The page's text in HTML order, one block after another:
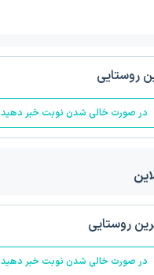
روستایی
در صورت خالی شدن نوبت خبر دهید
روستایی
در صورت خالی شدن نوبت خبر دهید